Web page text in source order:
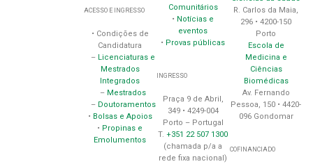
ACESSO E INGRESSO
• Condições de
Candidatura
– Licenciaturas e
Mestrados
Integrados
– Mestrados
– Doutoramentos
• Bolsas e Apoios
• Propinas e
Emolumentos
Comunitários
• Notícias e
eventos
• Provas públicas
INGRESSO
Praça 9 de Abril,
349 • 4249-004
Porto – Portugal
T.+351 22 507 1300
(chamada p/a a
rede fixa nacional)
R. Carlos da Maia,
296 • 4200-150
Porto
Escola de
Medicina e
Ciências
Biomédicas
Av. Fernando
Pessoa, 150 • 4420-
096 Gondomar
COFINANCIADO